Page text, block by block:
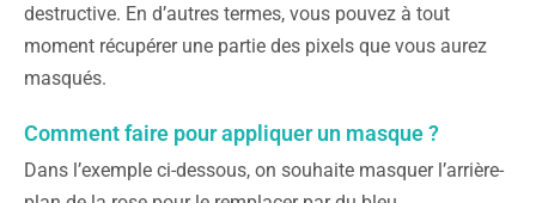
destructive. En d’autres termes, vous pouvez à tout
moment récupérer une partie des pixels que vous aurez
masqués.
Comment faire pour appliquer un masque ?
Dans l’exemple ci-dessous, on souhaite masquer l’arrière-